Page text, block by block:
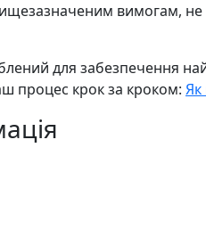
вимогам,
для забезпечення
процес крок за кроком: Як